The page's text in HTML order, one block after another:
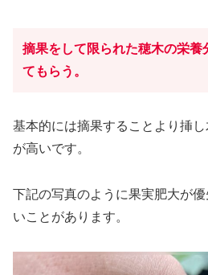
摘果をして限られた穂木の栄養
てもらう。
基本的には摘果することより挿
が高いです。
下記の写真のように果実肥大が
いことがあります。